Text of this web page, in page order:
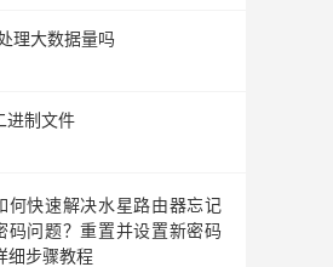
理大数据量吗
进制文件
何快速解决水星路由器忘记
码问题？重置并设置新密码
细步骤教程